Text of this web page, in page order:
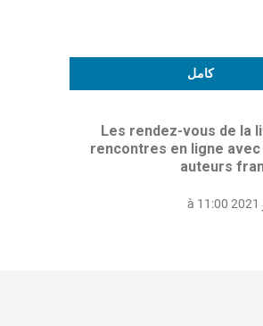
كامل
Les rendez-vous de la
rencontres en ligne avec
auteurs